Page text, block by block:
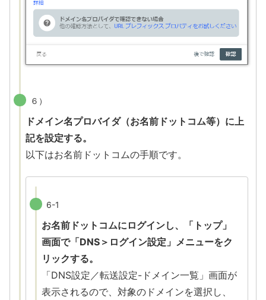
６）
ドメイン名プロバイダ（お名前ドットコム等）に上
記を設定する。
以下はお名前ドットコムの手順です。
6-1
お名前ドットコムにログインし、「トップ」
画面で「DNS＞ログイン設定」メニューをク
リックする。
「DNS設定／転送設定-ドメイン一覧」画面が
表示されるので、対象のドメインを選択し、